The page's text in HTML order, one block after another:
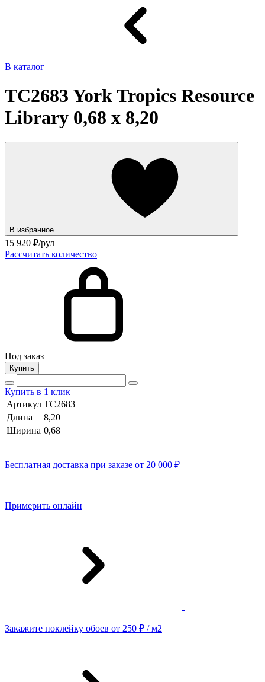
В каталог
TC2683 York Tropics Resource
Library 0,68 x 8,20
В избранное
15 920 ₽/рул
Рассчитать количество
Под заказ
Купить
Купить в 1 клик
Артикул TC2683
Длина
8,20
Ширина 0,68
Бесплатная доставка при заказе от 20 000 ₽
Примерить онлайн
Закажите поклейку обоев от 250 ₽ / м2